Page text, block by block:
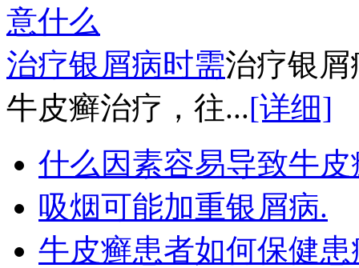
治疗银屑病时需治疗银
牛皮癣治疗，往...[详细]
什么因素容易导致牛皮
吸烟可能加重银屑病.
牛皮癣患者如何保健